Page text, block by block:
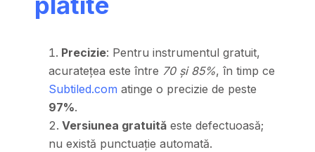
Precizie: Pentru instrumentul gratuit,
acuratețea este între 70 și 85%, în timp ce
Subtiled.com atinge o precizie de peste
97%.
Versiunea gratuită este defectuoasă;
nu există punctuație automată.